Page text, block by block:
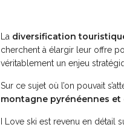
La diversification
cherchent à élargir leur offre
véritablement un enjeu
Sur ce sujet où l’on pouvait
montagne pyrénéennes et
I Love ski est revenu en détail